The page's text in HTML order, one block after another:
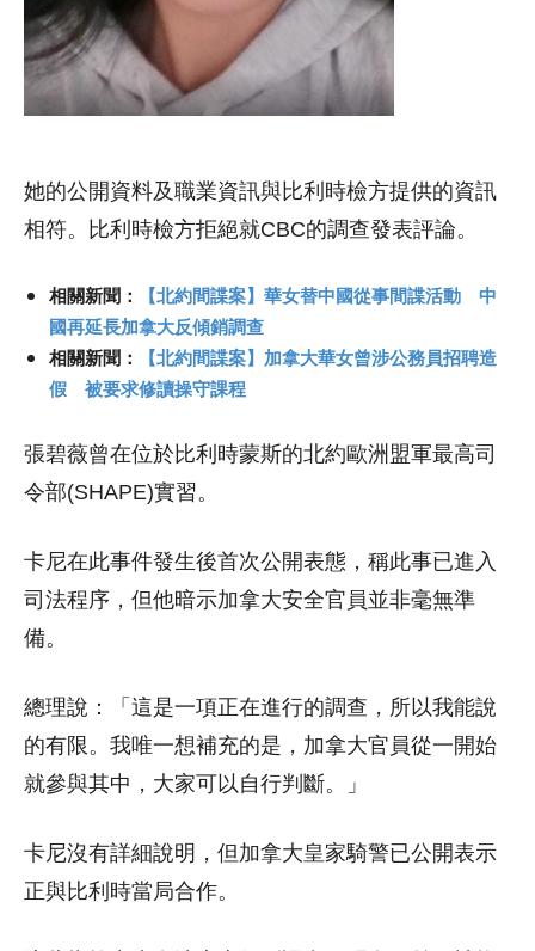
她的公開資料及職業資訊與比利時檢方提供的資訊
相符。比利時檢方拒絕就CBC的調查發表評論。
相關新聞： 【北約間諜案】華女替中國從事間諜活動 中
國再延長加拿大反傾銷調查
相關新聞： 【北約間諜案】加拿大華女曾涉公務員招聘造
假 被要求修讀操守課程
張碧薇曾在位於比利時蒙斯的北約歐洲盟軍最高司
令部(SHAPE)實習。
卡尼在此事件發生後首次公開表態，稱此事已進入
司法程序，但他暗示加拿大安全官員並非毫無準
備。
總理說：「這是一項正在進行的調查，所以我能說
的有限。我唯一想補充的是，加拿大官員從一開始
就參與其中，大家可以自行判斷。」
卡尼沒有詳細說明，但加拿大皇家騎警已公開表示
正與比利時當局合作。